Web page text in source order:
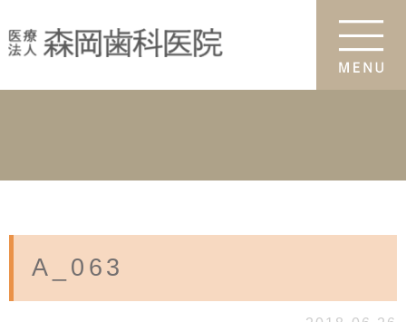
A_063